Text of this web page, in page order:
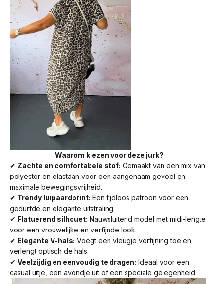
Waarom kiezen voor deze jurk?
✔ Zachte en comfortabele stof: Gemaakt van een mix van
polyester en elastaan voor een aangenaam gevoel en
maximale bewegingsvrijheid.
✔ Trendy luipaardprint: Een tijdloos patroon voor een
gedurfde en elegante uitstraling.
✔ Flatuerend silhouet: Nauwsluitend model met midi-lengte
voor een vrouwelijke en verfijnde look.
✔ Elegante V-hals: Voegt een vleugje verfijning toe en
verlengt optisch de hals.
✔ Veelzijdig en eenvoudig te dragen: Ideaal voor een
casual uitje, een avondje uit of een speciale gelegenheid.